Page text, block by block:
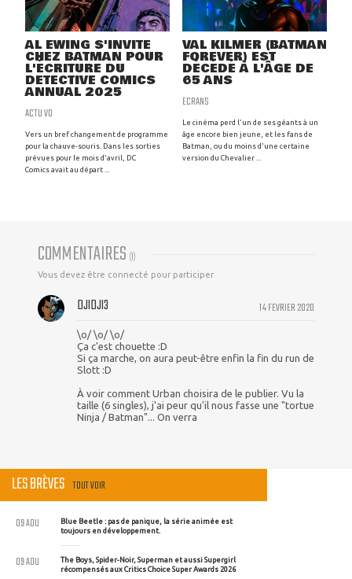
AL EWING S'INVITE
CHEZ BATMAN POUR
L'ÉCRITURE DU
DETECTIVE COMICS
ANNUAL 2025
ACTU VO
Vers un bref changement de programme
pour la chauve-souris. Dans les sorties
prévues pour le mois d'avril, DC
Comics avait au départ ...
VAL KILMER (BATMAN
FOREVER) EST
DÉCÉDÉ À L'ÂGE DE
65 ANS
ECRANS
Le cinéma perd l'un de ses géants à un
âge encore bien jeune, et les fans de
Batman, ou du moins d'une certaine
version du Chevalier ...
COMMENTAIRES (1)
Vous devez être connecté pour participer
14 FEVRIER 2020
DJIDJI3
\o/ \o/ \o/
Ça c'est chouette :D
Si ça marche, on aura peut-être enfin la fin du run de
Slott :D
À voir comment Urban choisira de le publier. Vu la
taille (6 singles), j'ai peur qu'il nous fasse une "tortue
Ninja / Batman"... On verra
LES BRÈVES TOUT VOIR
Blue Beetle : pas de panique, la série animée est
toujours en développement.
09 AOU
The Boys, Spider-Noir, Superman et aussi Supergirl
récompensés aux Critics Choice Super Awards 2026
09 AOU